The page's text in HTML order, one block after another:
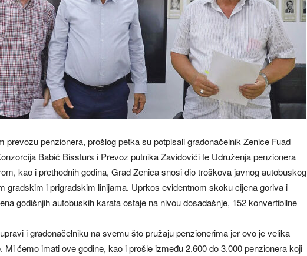
prevozu penzionera, prošlog petka su potpisali gradonačelnik Zenice Fuad
Babić Bissturs i Prevoz putnika Zavidovići te Udruženja penzionera
kao i prethodnih godina, Grad Zenica snosi dio troškova javnog autobuskog
gradskim i prigradskim linijama. Uprkos evidentnom skoku cijena goriva i
godišnjih autobuskih karata ostaje na nivou dosadašnje, 152 konvertibilne
i gradonačelniku na svemu što pružaju penzionerima jer ovo je velika
Mi ćemo imati ove godine, kao i prošle između 2.600 do 3.000 penzionera koji